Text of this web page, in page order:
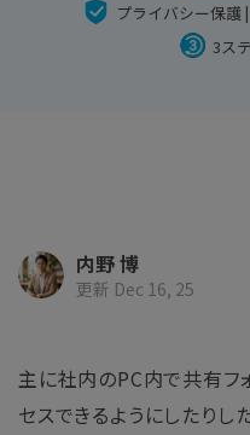
Recoverit 無料版
Repairit - データ修復
プライバシー保護
3ス
内野 博
更新 Dec 16, 25
主に社内のPC内で共有フ
セスできるようにしたりし